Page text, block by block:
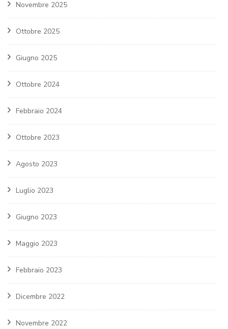
Novembre 2025
Ottobre 2025
Giugno 2025
Ottobre 2024
Febbraio 2024
Ottobre 2023
Agosto 2023
Luglio 2023
Giugno 2023
Maggio 2023
Febbraio 2023
Dicembre 2022
Novembre 2022